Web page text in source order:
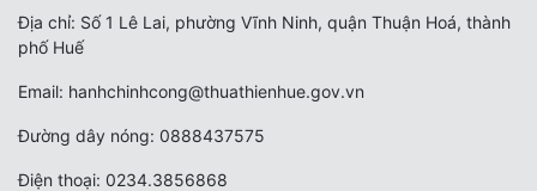
Địa chỉ: Số 1 Lê Lai, phường Vĩnh Ninh, quận Thuận Hoá, thành
phố Huế
Email: hanhchinhcong@thuathienhue.gov.vn
Đường dây nóng: 0888437575
Điện thoại: 0234.3856868